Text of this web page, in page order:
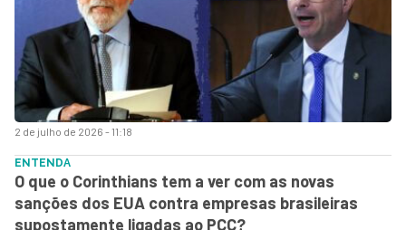
2 de julho de 2026 - 11:18
ENTENDA
O que o Corinthians tem a ver com as novas
sanções dos EUA contra empresas brasileiras
supostamente ligadas ao PCC?